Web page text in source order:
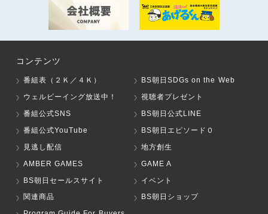
コンテンツ
番組表（２Ｋ／４Ｋ）
BS朝日SDGs on the Web
ウェルビーイング放送中！
視聴者プレゼント
番組公式SNS
BS朝日公式LINE
番組公式YouTube
BS朝日エピソード０
見逃し配信
地方創生
AMBER GAMES
GAME A
BS朝日セールスサイト
イベント
関連商品
BS朝日ショップ